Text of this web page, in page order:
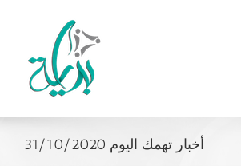
أخبار تهمك اليوم 31/10/2020